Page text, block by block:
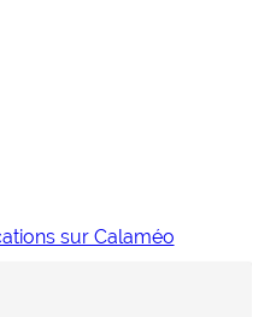
sur Calaméo